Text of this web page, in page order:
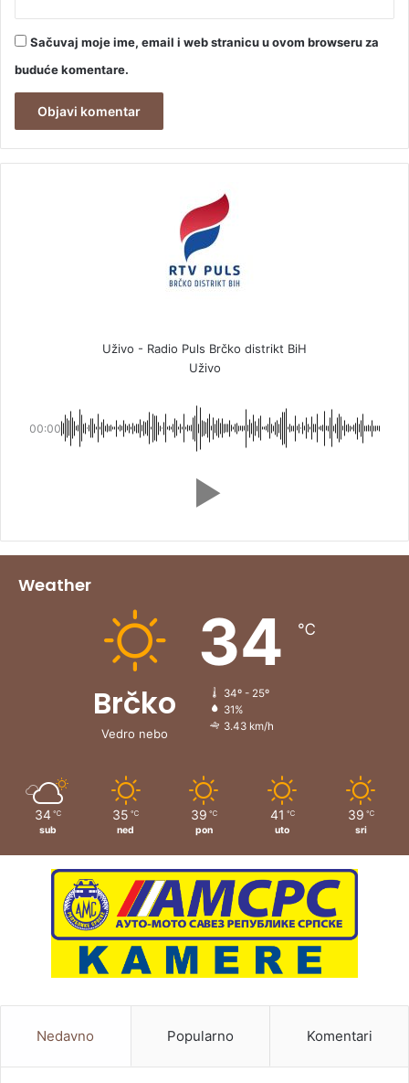
Sačuvaj moje ime, email i web stranicu u ovom browseru za
buduće komentare.
Uživo - Radio Puls Brčko distrikt BiH
Uživo
00:00
Weather
Brčko
Vedro nebo
34 ℃
34º - 25º
31%
3.43 km/h
34 ℃
sub
35 ℃
ned
39 ℃
pon
41 ℃
uto
39 ℃
sri
Nedavno Popularno Komentari